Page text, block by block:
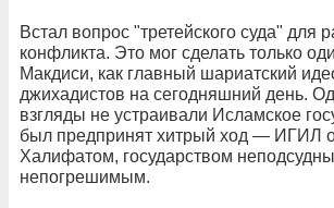
Встал вопрос "третейского суда" для
конфликта. Это мог сделать только
Макдиси, как главный шариатский
джихадистов на сегодняшний день.
взгляды не устраивали Исламское
был предпринят хитрый ход — ИГИЛ
Халифатом, государством
непогрешимым.